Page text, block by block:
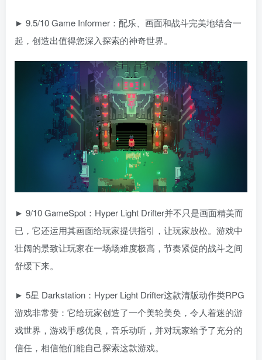
► 9.5/10 Game Informer：配乐、画面和战斗完美地结合一
起，创造出值得您深入探索的神奇世界。
► 9/10 GameSpot：Hyper Light Drifter并不只是画面精美而
已，它还运用其画面给玩家提供指引，让玩家放松。游戏中
壮阔的景致让玩家在一场场难度极高，节奏紧促的战斗之间
舒缓下来。
► 5星 Darkstation：Hyper Light Drifter这款清版动作类RPG
游戏非常赞：它给玩家创造了一个美轮美奂，令人着迷的游
戏世界，游戏手感优良，音乐动听，并对玩家给予了充分的
信任，相信他们能自己探索这款游戏。